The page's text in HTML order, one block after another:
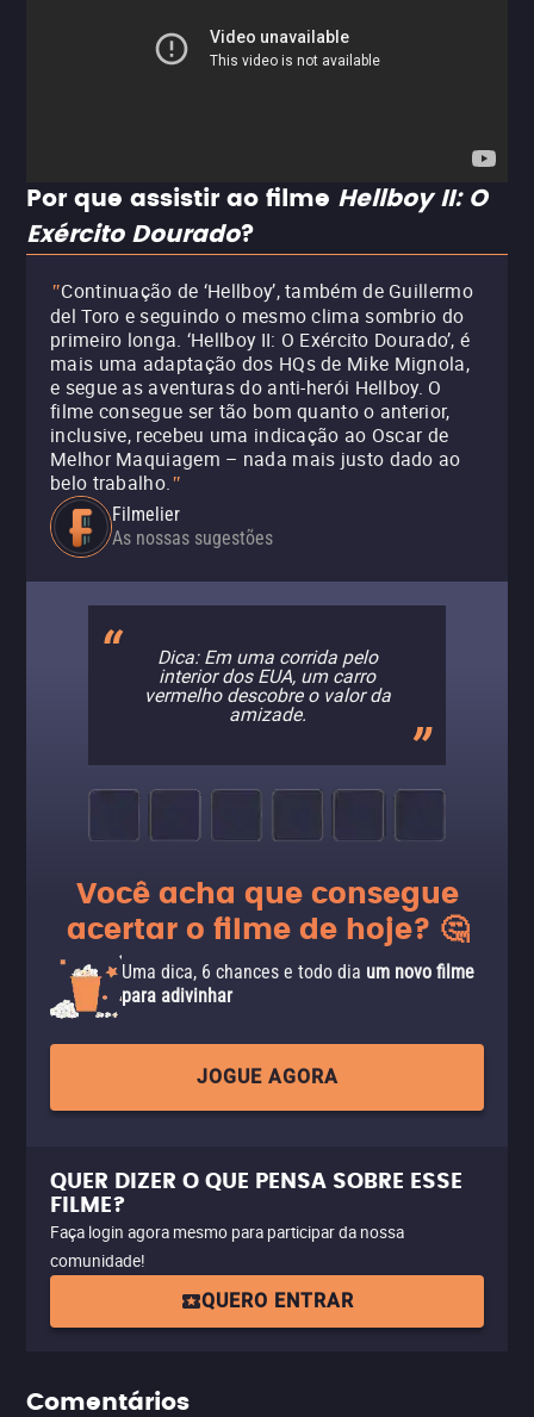
Por que assistir ao filme Hellboy II: O
Exército Dourado?
"Continuação de ‘Hellboy’, também de Guillermo
del Toro e seguindo o mesmo clima sombrio do
primeiro longa. ‘Hellboy II: O Exército Dourado’, é
mais uma adaptação dos HQs de Mike Mignola,
e segue as aventuras do anti-herói Hellboy. O
filme consegue ser tão bom quanto o anterior,
inclusive, recebeu uma indicação ao Oscar de
Melhor Maquiagem – nada mais justo dado ao
belo trabalho."
Filmelier
As nossas sugestões
Dica: Em uma corrida pelo
interior dos EUA, um carro
vermelho descobre o valor da
amizade.
Você acha que consegue
acertar o filme de hoje? 🤔
Uma dica, 6 chances e todo dia um novo filme
para adivinhar
JOGUE AGORA
QUER DIZER O QUE PENSA SOBRE ESSE
FILME?
Faça login agora mesmo para participar da nossa
comunidade!
QUERO ENTRAR
Comentários